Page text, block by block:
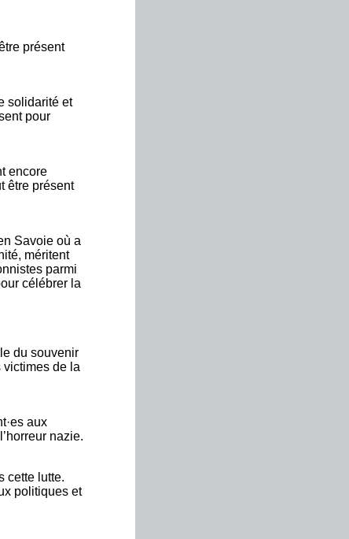
présent
solidarité et
pour
encore
être présent
Savoie où a
méritent
parmi
célébrer la
du souvenir
victimes de la
aux
nazie.
cette lutte.
politiques et